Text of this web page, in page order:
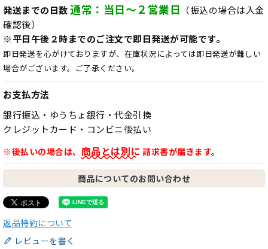
発送までの日数通常：当日～２営業日 （振込の場合は入金
確認後）
※平日午後２時までのご注文で即日発送が可能です。
即日発送を心がけておりますが、在庫状況によっては即日発送が難しい
場合がございます。ご了承ください。
お支払方法
銀行振込・ゆうちょ銀行・代金引換
クレジットカード・コンビニ後払い
※後払いの場合は、 商品とは別に 請求書が届きます。
商品についてのお問い合わせ
返品特約について
レビューを書く